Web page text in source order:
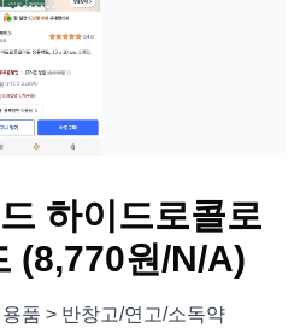
하이드로콜로
(8,770원/N/A)
품 > 반창고/연고/소독약